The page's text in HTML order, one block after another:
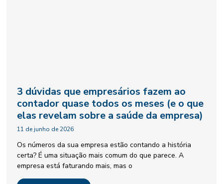
3 dúvidas que empresários fazem ao
contador quase todos os meses (e o que
elas revelam sobre a saúde da empresa)
11 de junho de 2026
Os números da sua empresa estão contando a história
certa? É uma situação mais comum do que parece. A
empresa está faturando mais, mas o